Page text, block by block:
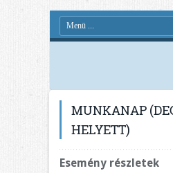
MUNKANAP
HELYETT)
Esemény részletek